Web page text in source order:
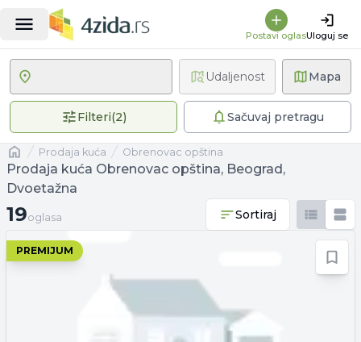
Postavi oglasUloguj se
Mapa
Filteri(2)2 primenjena filteraSačuvaj pretragu
Udaljenost
Naslovnaprodaja kuća Obrenovac opština
Prodaja kuća Obrenovac opština, Beograd,
Dvoetažna
19 oglasa
19oglasa Sortiraj
PREMIJUM